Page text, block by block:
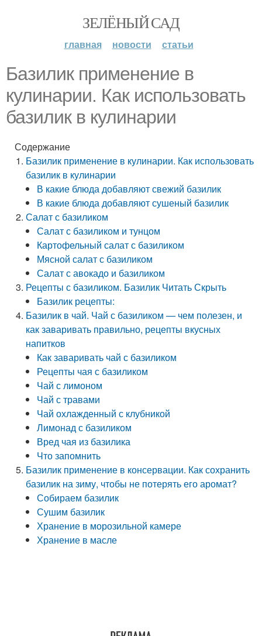
ЗЕЛЁНЫЙ САД
главная новости статьи
Базилик применение в
кулинарии. Как использовать
базилик в кулинарии
Содержание
Базилик применение в кулинарии. Как использовать
базилик в кулинарии
В какие блюда добавляют свежий базилик
В какие блюда добавляют сушеный базилик
Салат с базиликом
Салат с базиликом и тунцом
Картофельный салат с базиликом
Мясной салат с базиликом
Салат с авокадо и базиликом
Рецепты с базиликом. Базилик Читать Скрыть
Базилик рецепты:
Базилик в чай. Чай с базиликом — чем полезен, и
как заваривать правильно, рецепты вкусных
напитков
Как заваривать чай с базиликом
Рецепты чая с базиликом
Чай с лимоном
Чай с травами
Чай охлажденный с клубникой
Лимонад с базиликом
Вред чая из базилика
Что запомнить
Базилик применение в консервации. Как сохранить
базилик на зиму, чтобы не потерять его аромат?
Собираем базилик
Сушим базилик
Хранение в морозильной камере
Хранение в масле